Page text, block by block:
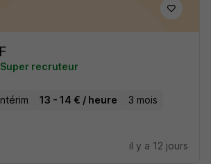
Super recruteur
13 - 14 € / heure 3 mois
il y a 12 jours